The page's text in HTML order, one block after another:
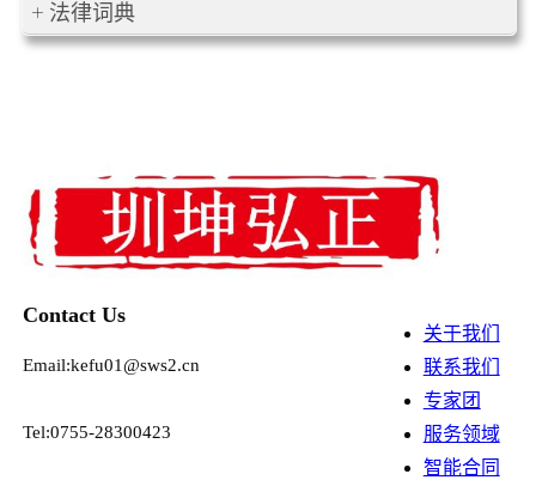
法律词典
Contact Us
Email:kefu01@sws2.cn
Tel:0755-28300423
关于我们
联系我们
专家团
服务领域
智能合同